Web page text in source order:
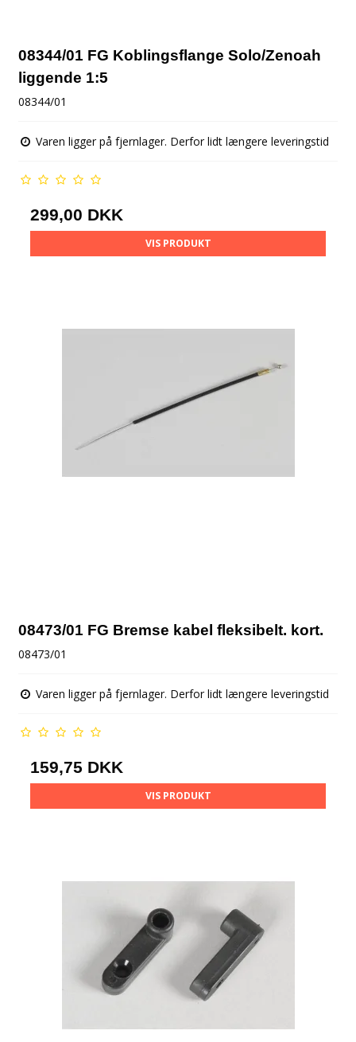
08344/01 FG Koblingsflange Solo/Zenoah
liggende 1:5
08344/01
Varen ligger på fjernlager. Derfor lidt længere leveringstid
299,00 DKK
VIS PRODUKT
08473/01 FG Bremse kabel fleksibelt. kort.
08473/01
Varen ligger på fjernlager. Derfor lidt længere leveringstid
159,75 DKK
VIS PRODUKT